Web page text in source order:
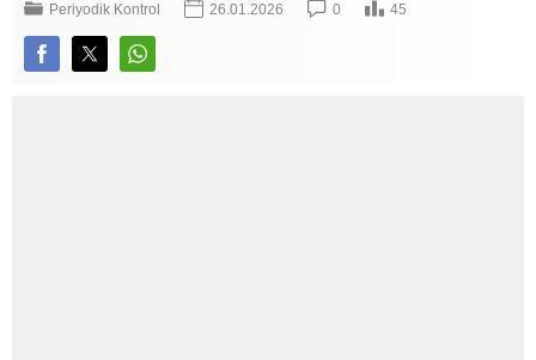
Periyodik Kontrol 26.01.2026 0 45